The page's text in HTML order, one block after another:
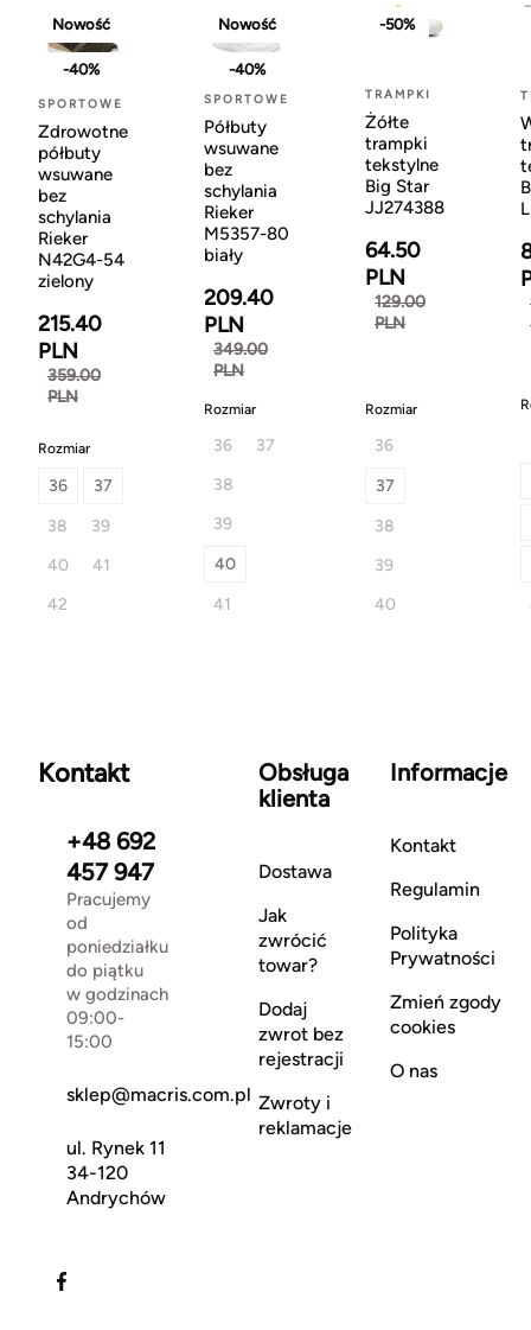
Nowość
-40%
SPORTOWE
Zdrowotne
półbuty
wsuwane
bez
schylania
Rieker
N42G4-54
zielony
215.40
PLN
359.00
PLN
Rozmiar
36
37
38
39
40
41
42
Nowość
-40%
SPORTOWE
Półbuty
wsuwane
bez
schylania
Rieker
M5357-80
biały
209.40
PLN
349.00
PLN
Rozmiar
36
37
38
39
40
41
-50%
TRAMPKI
Żółte
trampki
tekstylne
Big Star
JJ274388
64.50
PLN
129.00
PLN
Rozmiar
36
37
38
39
40
Kontakt
+48 692
457 947
Pracujemy
od
poniedziałku
do piątku
w godzinach
09:00-
15:00
sklep@macris.com.pl
ul. Rynek 11
34-120
Andrychów
Obsługa
klienta
Dostawa
Jak
zwrócić
towar?
Dodaj
zwrot bez
rejestracji
Zwroty i
reklamacje
Informacje
Kontakt
Regulamin
Polityka
Prywatności
Zmień zgody
cookies
O nas